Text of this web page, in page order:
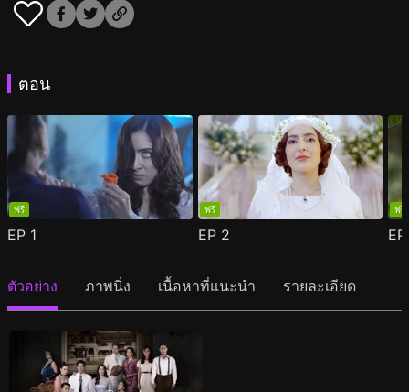
ตอน
ฟรี
EP 1
ฟรี
EP 2
ฟรี
ตัวอย่าง ภาพนิ่ง เนื้อหาที่แนะนำ รายละเอียด